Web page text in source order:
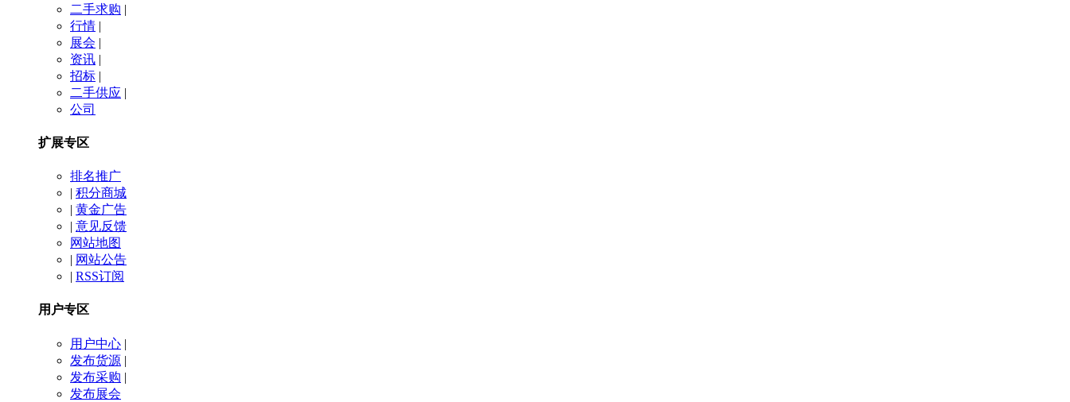
二手求购 |
行情 |
展会 |
资讯 |
招标 |
二手供应 |
公司
扩展专区
排名推广
| 积分商城
| 黄金广告
| 意见反馈
网站地图
| 网站公告
| RSS订阅
用户专区
用户中心 |
发布货源 |
发布采购 |
发布展会